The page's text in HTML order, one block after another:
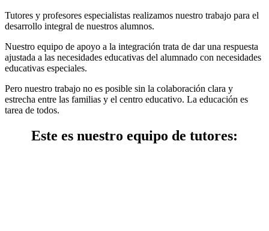
Tutores y profesores especialistas realizamos nuestro trabajo para el
desarrollo integral de nuestros alumnos.
Nuestro equipo de apoyo a la integración trata de dar una respuesta
ajustada a las necesidades educativas del alumnado con necesidades
educativas especiales.
Pero nuestro trabajo no es posible sin la colaboración clara y
estrecha entre las familias y el centro educativo. La educación es
tarea de todos.
Este es nuestro equipo de tutores: